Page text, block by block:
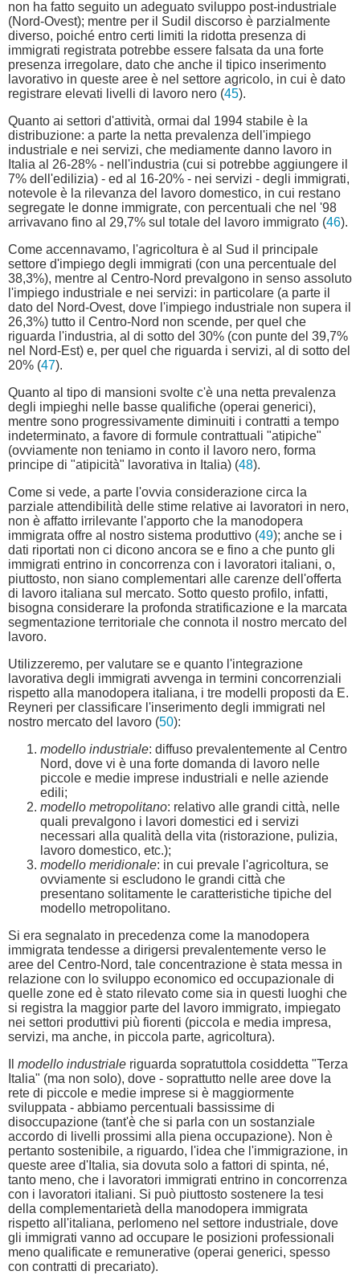
non ha fatto seguito un adeguato sviluppo post-industriale
(Nord-Ovest); mentre per il Sudil discorso è parzialmente
diverso, poiché entro certi limiti la ridotta presenza di
immigrati registrata potrebbe essere falsata da una forte
presenza irregolare, dato che anche il tipico inserimento
lavorativo in queste aree è nel settore agricolo, in cui è dato
registrare elevati livelli di lavoro nero (45).
Quanto ai settori d'attività, ormai dal 1994 stabile è la
distribuzione: a parte la netta prevalenza dell'impiego
industriale e nei servizi, che mediamente danno lavoro in
Italia al 26-28% - nell'industria (cui si potrebbe aggiungere il
7% dell'edilizia) - ed al 16-20% - nei servizi - degli immigrati,
notevole è la rilevanza del lavoro domestico, in cui restano
segregate le donne immigrate, con percentuali che nel '98
arrivavano fino al 29,7% sul totale del lavoro immigrato (46).
Come accennavamo, l'agricoltura è al Sud il principale
settore d'impiego degli immigrati (con una percentuale del
38,3%), mentre al Centro-Nord prevalgono in senso assoluto
l'impiego industriale e nei servizi: in particolare (a parte il
dato del Nord-Ovest, dove l'impiego industriale non supera il
26,3%) tutto il Centro-Nord non scende, per quel che
riguarda l'industria, al di sotto del 30% (con punte del 39,7%
nel Nord-Est) e, per quel che riguarda i servizi, al di sotto del
20% (47).
Quanto al tipo di mansioni svolte c'è una netta prevalenza
degli impieghi nelle basse qualifiche (operai generici),
mentre sono progressivamente diminuiti i contratti a tempo
indeterminato, a favore di formule contrattuali "atipiche"
(ovviamente non teniamo in conto il lavoro nero, forma
principe di "atipicità" lavorativa in Italia) (48).
Come si vede, a parte l'ovvia considerazione circa la
parziale attendibilità delle stime relative ai lavoratori in nero,
non è affatto irrilevante l'apporto che la manodopera
immigrata offre al nostro sistema produttivo (49); anche se i
dati riportati non ci dicono ancora se e fino a che punto gli
immigrati entrino in concorrenza con i lavoratori italiani, o,
piuttosto, non siano complementari alle carenze dell'offerta
di lavoro italiana sul mercato. Sotto questo profilo, infatti,
bisogna considerare la profonda stratificazione e la marcata
segmentazione territoriale che connota il nostro mercato del
lavoro.
Utilizzeremo, per valutare se e quanto l'integrazione
lavorativa degli immigrati avvenga in termini concorrenziali
rispetto alla manodopera italiana, i tre modelli proposti da E.
Reyneri per classificare l'inserimento degli immigrati nel
nostro mercato del lavoro (50):
modello industriale: diffuso prevalentemente al Centro
Nord, dove vi è una forte domanda di lavoro nelle
piccole e medie imprese industriali e nelle aziende
edili;
modello metropolitano: relativo alle grandi città, nelle
quali prevalgono i lavori domestici ed i servizi
necessari alla qualità della vita (ristorazione, pulizia,
lavoro domestico, etc.);
modello meridionale: in cui prevale l'agricoltura, se
ovviamente si escludono le grandi città che
presentano solitamente le caratteristiche tipiche del
modello metropolitano.
Si era segnalato in precedenza come la manodopera
immigrata tendesse a dirigersi prevalentemente verso le
aree del Centro-Nord, tale concentrazione è stata messa in
relazione con lo sviluppo economico ed occupazionale di
quelle zone ed è stato rilevato come sia in questi luoghi che
si registra la maggior parte del lavoro immigrato, impiegato
nei settori produttivi più fiorenti (piccola e media impresa,
servizi, ma anche, in piccola parte, agricoltura).
modello industriale riguarda sopratuttola cosiddetta "Terza
Italia" (ma non solo), dove - soprattutto nelle aree dove la
rete di piccole e medie imprese si è maggiormente
sviluppata - abbiamo percentuali bassissime di
disoccupazione (tant'è che si parla con un sostanziale
accordo di livelli prossimi alla piena occupazione). Non è
pertanto sostenibile, a riguardo, l'idea che l'immigrazione, in
queste aree d'Italia, sia dovuta solo a fattori di spinta, né,
tanto meno, che i lavoratori immigrati entrino in concorrenza
con i lavoratori italiani. Si può piuttosto sostenere la tesi
della complementarietà della manodopera immigrata
rispetto all'italiana, perlomeno nel settore industriale, dove
gli immigrati vanno ad occupare le posizioni professionali
meno qualificate e remunerative (operai generici, spesso
con contratti di precariato).